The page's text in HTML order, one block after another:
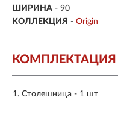
ШИРИНА - 90
КОЛЛЕКЦИЯ - Origin
КОМПЛЕКТАЦИЯ
Столешница - 1 шт